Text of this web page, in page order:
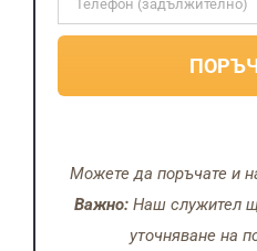
с
3
и
Можете да поръчате и
Важно: Наш служител
уточняване на